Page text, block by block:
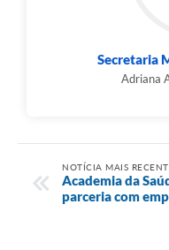
Secretaria
Adriana
NOTÍCIA MAIS
Academia da
parceria com